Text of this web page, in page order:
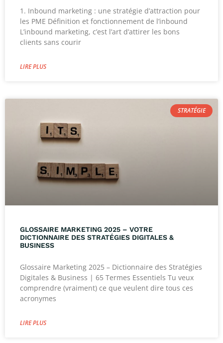
1. Inbound marketing : une stratégie d’attraction pour
les PME Définition et fonctionnement de l’inbound
L’inbound marketing, c’est l’art d’attirer les bons
clients sans courir
LIRE PLUS
STRATÉGIE
GLOSSAIRE MARKETING 2025 – VOTRE
DICTIONNAIRE DES STRATÉGIES DIGITALES &
BUSINESS
Glossaire Marketing 2025 – Dictionnaire des Stratégies
Digitales & Business | 65 Termes Essentiels Tu veux
comprendre (vraiment) ce que veulent dire tous ces
acronymes
LIRE PLUS